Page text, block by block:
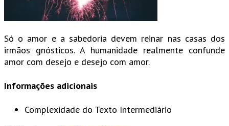
Só o amor e a sabedoria devem reinar nas casas dos
irmãos gnósticos. A humanidade realmente confunde
amor com desejo e desejo com amor.
Informações adicionais
Complexidade do Texto Intermediário